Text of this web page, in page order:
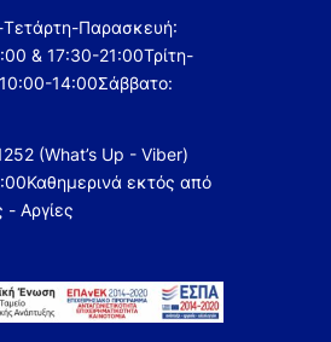
Παρασκευή:
& 17:30-21:00Τρίτη-
14:00Σάββατο:
(What’s Up - Viber)
Καθημερινά εκτός από
- Αργίες